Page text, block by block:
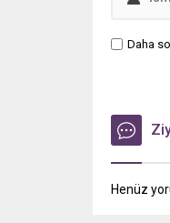
Daha
Henüz